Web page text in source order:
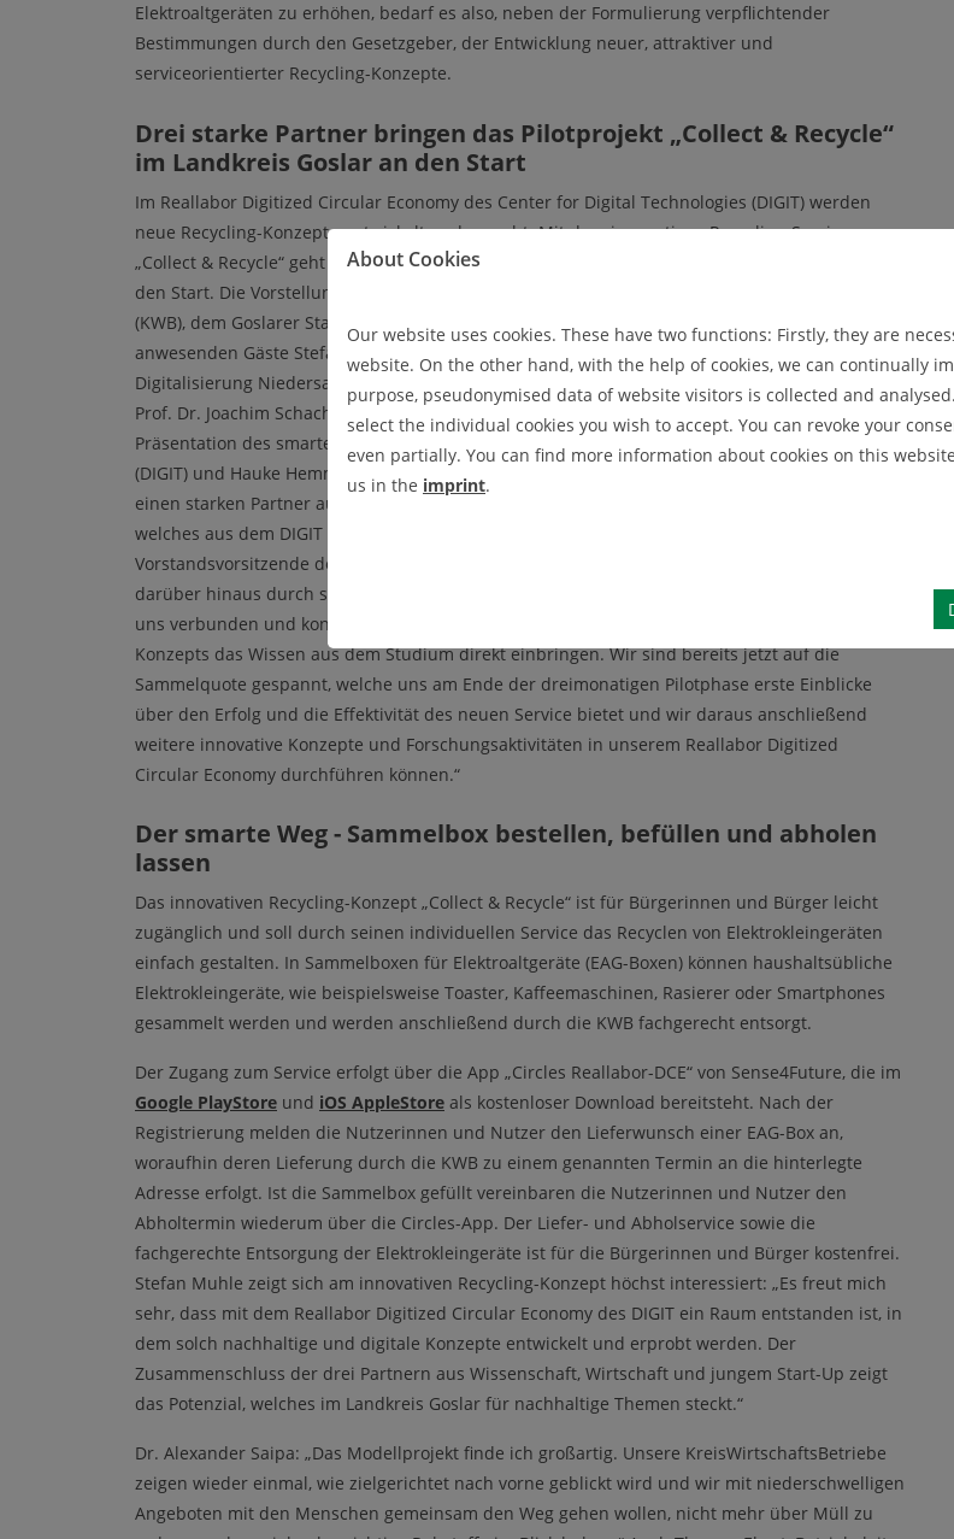
Elektroaltgeräten zu erhöhen, bedarf es also, neben der Formulierung verpflichtender
Bestimmungen durch den Gesetzgeber, der Entwicklung neuer, attraktiver und
serviceorientierter Recycling-Konzepte.
Drei starke Partner bringen das Pilotprojekt „Collect & Recycle“
im Landkreis Goslar an den Start
Im Reallabor Digitized Circular Economy des Center for Digital Technologies (DIGIT) werden
neue Recycling-Konzepte entwickelt und erprobt. Mit dem innovativen Recycling-Service
„Collect & Recycle“ geht ab dem 20. April 2022 das erste Pilotprojekt im Landkreis Goslar an
den Start. Die Vorstellung des gemeinsamen Projekts der KreisWirtschaftsBetriebe Goslar
(KWB), dem Goslarer Start-Up Sense4Future und dem DIGIT fand am 15. März 2022 statt. Die
anwesenden Gäste Stefan Muhle (Staatssekretär für Wirtschaft, Arbeit, Verkehr und
Digitalisierung Niedersachsen), Dr. Alexander Saipa (Landrat des Landkreises Goslar) sowie
Prof. Dr. Joachim Schachtner (Präsident der TU Clausthal), verfolgten mit großem Interesse die
Präsentation des smarten Recycling-Konzepts „Collect & Recycle“ durch Dominique Briechle
(DIGIT) und Hauke Hemmerling (Sense4Future). „Ich freue mich sehr, dass wir mit den KWB
einen starken Partner aus der Region und mit Sense4Future ein Start-Up gewonnen haben,
welches aus dem DIGIT heraus gegründet wurde.“, sagt der ebenfalls anwesende
Vorstandsvorsitzende des DIGIT, Prof. Dr. Andreas Rausch. „Ein Teil des Gründerteams ist
darüber hinaus durch sein paralleles Studium im Studiengang DIGITAL TECHNOLOGIES mit
uns verbunden und konnte in der gemeinsamen Erarbeitung unseres innovativen Recycling-
Konzepts das Wissen aus dem Studium direkt einbringen. Wir sind bereits jetzt auf die
Sammelquote gespannt, welche uns am Ende der dreimonatigen Pilotphase erste Einblicke
über den Erfolg und die Effektivität des neuen Service bietet und wir daraus anschließend
weitere innovative Konzepte und Forschungsaktivitäten in unserem Reallabor Digitized
Circular Economy durchführen können.“
Der smarte Weg - Sammelbox bestellen, befüllen und abholen
lassen
Das innovativen Recycling-Konzept „Collect & Recycle“ ist für Bürgerinnen und Bürger leicht
zugänglich und soll durch seinen individuellen Service das Recyclen von Elektrokleingeräten
einfach gestalten. In Sammelboxen für Elektroaltgeräte (EAG-Boxen) können haushaltsübliche
Elektrokleingeräte, wie beispielsweise Toaster, Kaffeemaschinen, Rasierer oder Smartphones
gesammelt werden und werden anschließend durch die KWB fachgerecht entsorgt.
Der Zugang zum Service erfolgt über die App „Circles Reallabor-DCE“ von Sense4Future, die im
Google PlayStore und iOS AppleStore als kostenloser Download bereitsteht. Nach der
Registrierung melden die Nutzerinnen und Nutzer den Lieferwunsch einer EAG-Box an,
woraufhin deren Lieferung durch die KWB zu einem genannten Termin an die hinterlegte
Adresse erfolgt. Ist die Sammelbox gefüllt vereinbaren die Nutzerinnen und Nutzer den
Abholtermin wiederum über die Circles-App. Der Liefer- und Abholservice sowie die
fachgerechte Entsorgung der Elektrokleingeräte ist für die Bürgerinnen und Bürger kostenfrei.
Stefan Muhle zeigt sich am innovativen Recycling-Konzept höchst interessiert: „Es freut mich
sehr, dass mit dem Reallabor Digitized Circular Economy des DIGIT ein Raum entstanden ist, in
dem solch nachhaltige und digitale Konzepte entwickelt und erprobt werden. Der
Zusammenschluss der drei Partnern aus Wissenschaft, Wirtschaft und jungem Start-Up zeigt
das Potenzial, welches im Landkreis Goslar für nachhaltige Themen steckt.“
Dr. Alexander Saipa: „Das Modellprojekt finde ich großartig. Unsere KreisWirtschaftsBetriebe
zeigen wieder einmal, wie zielgerichtet nach vorne geblickt wird und wir mit niederschwelligen
Angeboten mit den Menschen gemeinsam den Weg gehen wollen, nicht mehr über Müll zu
About Cookies
Our website uses cookies. These have two functions: Firstly, they are
website. On the other hand, with the help of cookies, we can continually
purpose, pseudonymised data of website visitors is collected and
select the individual cookies you wish to accept. You can revoke your
even partially. You can find more information about cookies on this
us in the imprint.